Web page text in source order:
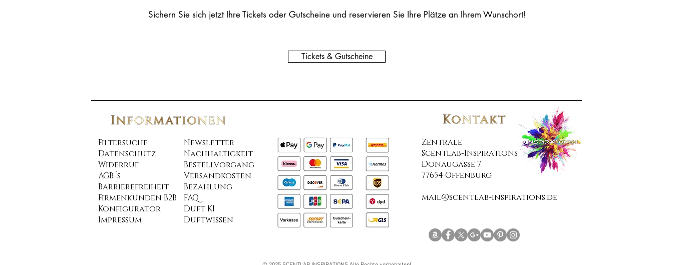
Sichern Sie sich jetzt Ihre Tickets oder Gutscheine und reservieren Sie Ihre Plätze an Ihrem Wunschort!
Tickets & Gutscheine
Filtersuche
Datenschutz
Widerruf
AGB´s
Barrierefreiheit
Firmenkunden B2B
Konfigurator
Impressum
Newsletter
Nachhaltigkeit
Bestellvorgang
Versandkosten
Bezahlung
FAQ
Duft KI
Duftwissen
​Zentrale
Scentlab-Inspirations
Donaugasse 7
77654 Offenburg
mail@scentlab-inspirations.de